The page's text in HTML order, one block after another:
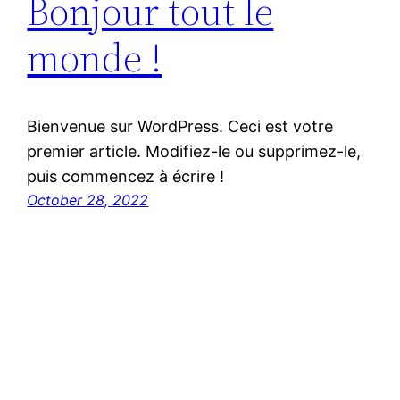
Bonjour tout le
monde !
Bienvenue sur WordPress. Ceci est votre
premier article. Modifiez-le ou supprimez-le,
puis commencez à écrire !
October 28, 2022